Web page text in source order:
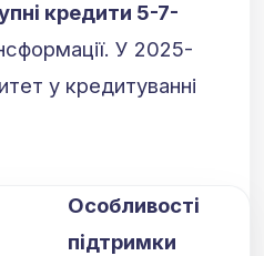
кредити 5-7-
У 2025-
у кредитуванні
Особливості
підтримки